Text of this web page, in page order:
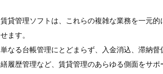
賃貸管理ソフトは、これらの複雑な業務を一元
せます。
単なる台帳管理にとどまらず、入金消込、滞納
繕履歴管理など、賃貸管理のあらゆる側面をサ